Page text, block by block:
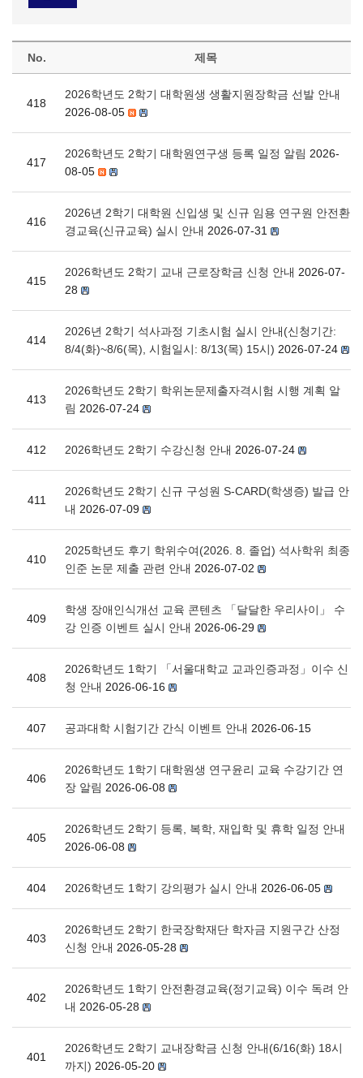
No. 제목
418
2026학년도 2학기 대학원생 생활지원장학금 선발 안내
2026-08-05
417
2026학년도 2학기 대학원연구생 등록 일정 알림 2026-
08-05
416
2026년 2학기 대학원 신입생 및 신규 임용 연구원 안전환
경교육(신규교육) 실시 안내 2026-07-31
415
2026학년도 2학기 교내 근로장학금 신청 안내 2026-07-
28
414
2026년 2학기 석사과정 기초시험 실시 안내(신청기간:
8/4(화)~8/6(목), 시험일시: 8/13(목) 15시) 2026-07-24
413
2026학년도 2학기 학위논문제출자격시험 시행 계획 알
림 2026-07-24
412 2026학년도 2학기 수강신청 안내 2026-07-24
411
2026학년도 2학기 신규 구성원 S-CARD(학생증) 발급 안
내 2026-07-09
410
2025학년도 후기 학위수여(2026. 8. 졸업) 석사학위 최종
인준 논문 제출 관련 안내 2026-07-02
409
학생 장애인식개선 교육 콘텐츠 「달달한 우리사이」 수
강 인증 이벤트 실시 안내 2026-06-29
408
2026학년도 1학기 「서울대학교 교과인증과정」이수 신
청 안내 2026-06-16
407 공과대학 시험기간 간식 이벤트 안내 2026-06-15
406
2026학년도 1학기 대학원생 연구윤리 교육 수강기간 연
장 알림 2026-06-08
405
2026학년도 2학기 등록, 복학, 재입학 및 휴학 일정 안내
2026-06-08
404 2026학년도 1학기 강의평가 실시 안내 2026-06-05
403
2026학년도 2학기 한국장학재단 학자금 지원구간 산정
신청 안내 2026-05-28
402
2026학년도 1학기 안전환경교육(정기교육) 이수 독려 안
내 2026-05-28
401
2026학년도 2학기 교내장학금 신청 안내(6/16(화) 18시
까지) 2026-05-20